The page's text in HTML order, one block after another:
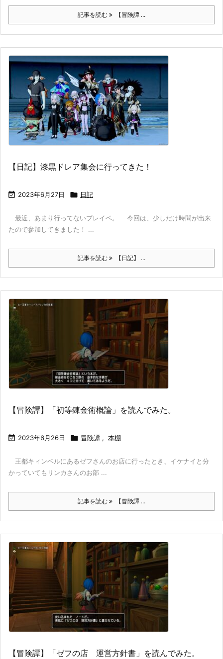
記事を読む 【冒険譚 ...
【日記】漆黒ドレア集会に行ってきた！
 2023年6月27日  日記
最近、あまり行ってないプレイベ。 今回は、少しだけ時間が出来
たので参加してきました！ ...
記事を読む 【日記】 ...
【冒険譚】「初等錬金術概論」を読んでみた。
 2023年6月26日  冒険譚 , 本棚
王都キィンベルにあるゼフさんのお店に行ったとき、イケナイと分
かっていてもリンカさんのお部 ...
記事を読む 【冒険譚 ...
【冒険譚】「ゼフの店 運営方針書」を読んでみた。